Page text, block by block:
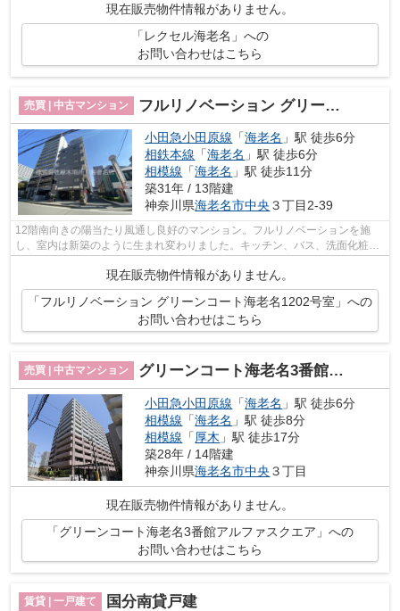
現在販売物件情報がありません。
「レクセル海老名」への
お問い合わせはこちら
売買 | 中古マンション フルリノベーション グリーンコート海老名1202号室
小田急小田原線 「海老名 」駅 徒歩6分
相鉄本線 「海老名 」駅 徒歩6分
相模線 「海老名 」駅 徒歩11分
築31年 / 13階建
神奈川県海老名市中央 ３丁目2-39
12階南向きの陽当たり風通し良好のマンション。フルリノベーションを施
し、室内は新築のように生まれ変わりました。キッチン、バス、洗面化粧
台、トイレは新品のためもちろん未使用。...
現在販売物件情報がありません。
「フルリノベーション グリーンコート海老名1202号室」への
お問い合わせはこちら
売買 | 中古マンション グリーンコート海老名3番館アルファスクエア
小田急小田原線 「海老名 」駅 徒歩6分
相模線 「海老名 」駅 徒歩8分
相模線 「厚木 」駅 徒歩17分
築28年 / 14階建
神奈川県海老名市中央 ３丁目
現在販売物件情報がありません。
「グリーンコート海老名3番館アルファスクエア」への
お問い合わせはこちら
賃貸 | 一戸建て 国分南貸戸建